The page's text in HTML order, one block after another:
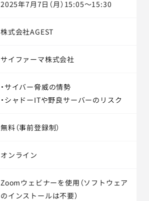
2025年7月7日（月）15:05～15:30
株式会社AGEST
サイファーマ株式会社
・サイバー脅威の情勢
・シャドーITや野良サーバーのリスク
無料（事前登録制）
オンライン
Zoomウェビナーを使用（ソフトウェア
のインストールは不要）